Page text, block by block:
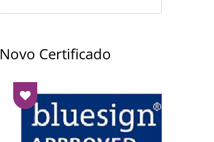
Novo Certificado